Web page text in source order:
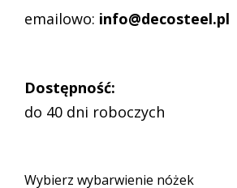
emailowo: info@decosteel.pl
Dostępność:
do 40 dni roboczych
Wybierz wybarwienie nóżek